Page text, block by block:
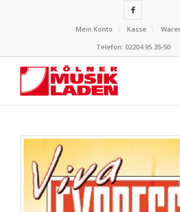
Mein Konto Kasse
Telefon: 02204 95 35-50